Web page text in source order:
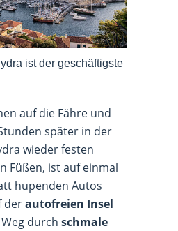
ist der geschäftigste
auf die Fähre und
später in der
wieder festen
Füßen, ist auf einmal
hupenden Autos
derautofreien Insel
durch schmale